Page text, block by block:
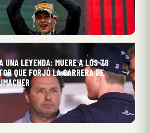
UNA LEYENDA: MUERE A LOS 78
QUE FORJÓ LA CARRERA DE